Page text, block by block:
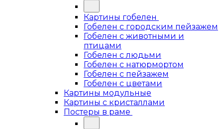
Картины гобелен
Гобелен с городским пейзажем
Гобелен с животными и
птицами
Гобелен с людьми
Гобелен с натюрмортом
Гобелен с пейзажем
Гобелен с цветами
Картины модульные
Картины с кристаллами
Постеры в раме